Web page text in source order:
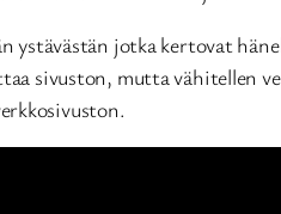
ystävästän jotka kertovat
sivuston, mutta vähitellen